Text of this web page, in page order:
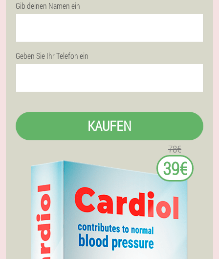
Gib deinen Namen ein
Geben Sie Ihr Telefon ein
KAUFEN
78€
39€